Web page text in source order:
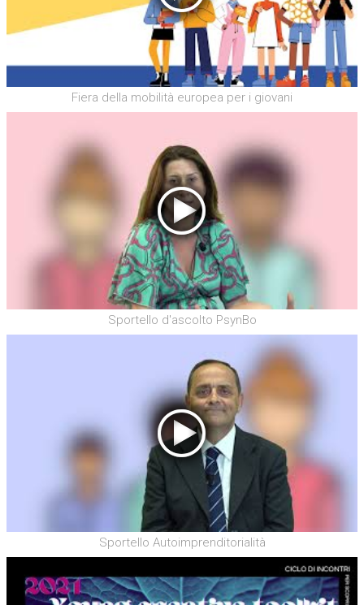
Fiera della mobilità europea per i giovani
Sportello d'ascolto PsynBo
Sportello Autoimprenditorialità